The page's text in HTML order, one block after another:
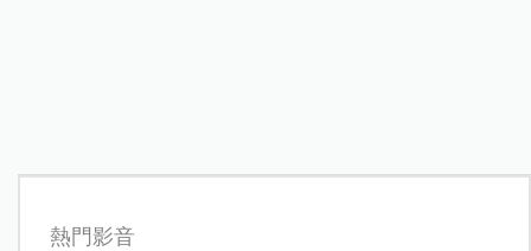
熱門影音